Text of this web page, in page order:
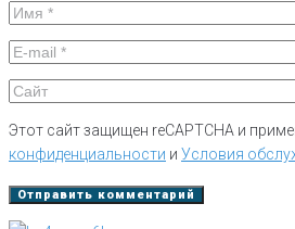
Этот сайт защищен reCAPTCHA и
конфиденциальности и Условия